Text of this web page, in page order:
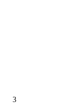
3